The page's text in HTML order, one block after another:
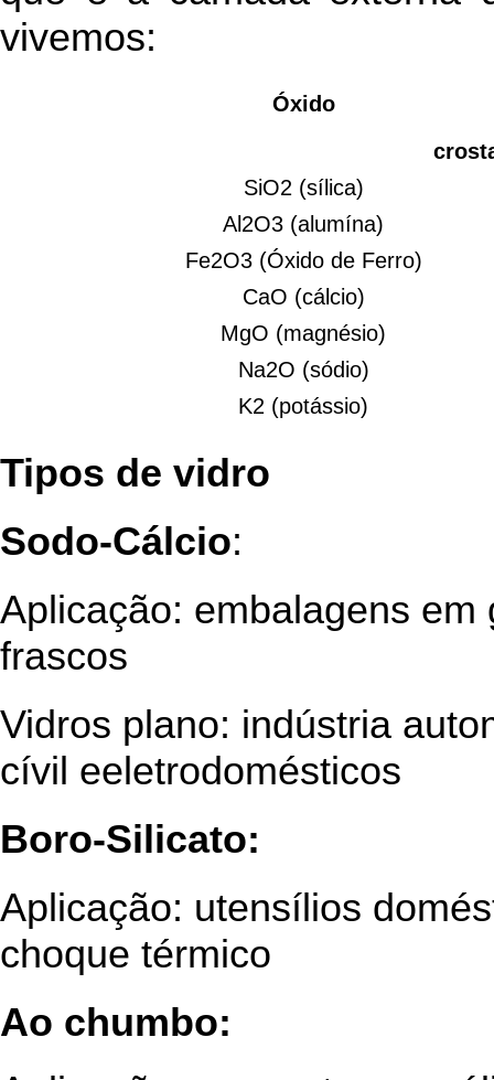
vivemos:
Óxido
SiO2 (sílica)
Al2O3 (alumína)
Fe2O3 (Óxido de Ferro)
CaO (cálcio)
MgO (magnésio)
Na2O (sódio)
K2 (potássio)
Tipos de vidro
Sodo-Cálcio:
Aplicação: embalagens
frascos
Vidros plano: indústria
cívil eeletrodomésticos
Boro-Silicato:
Aplicação: utensílios
choque térmico
Ao chumbo: